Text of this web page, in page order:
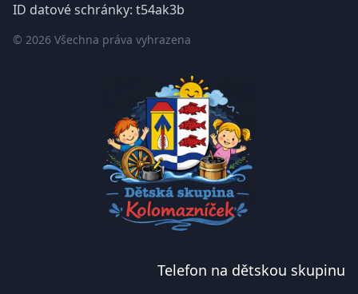
ID datové schránky: t54ak3b
© 2026 Všechna práva vyhrazena
Telefon na dětskou skupinu